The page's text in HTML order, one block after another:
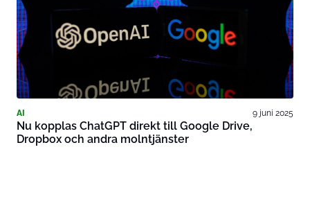
AI 9 juni 2025
Nu kopplas ChatGPT direkt till Google Drive,
Dropbox och andra molntjänster